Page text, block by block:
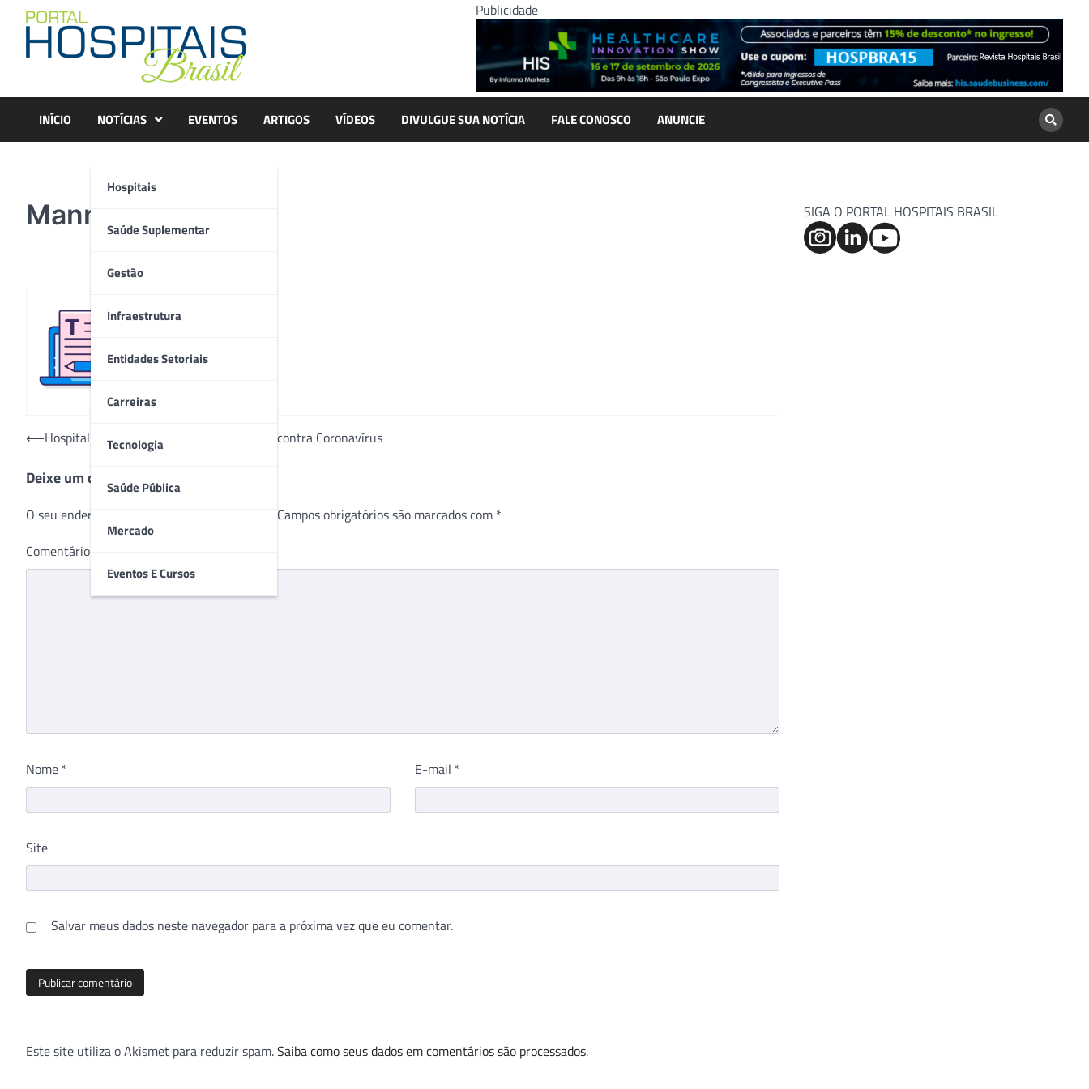
content
Publicidade
INÍCIO NOTÍCIAS
Hospitais
Saúde Suplementar
Gestão
Infraestrutura
Entidades Setoriais
Carreiras
Tecnologia
Saúde Pública
Mercado
Eventos E Cursos
EVENTOS ARTIGOS VÍDEOS DIVULGUE SUA NOTÍCIA FALE CONOSCO ANUNCIE
Mann+Hummel (3)
Navegação
Post
⟵Hospital utiliza sistema de filtragem de ar contra Coronavírus
Deixe um comentário
O seu endereço de e-mail não será publicado. Campos obrigatórios são marcados com *
Comentário
Nome * E-mail *
Site
Salvar meus dados neste navegador para a próxima vez que eu comentar.
Este site utiliza o Akismet para reduzir spam.Saiba como seus dados em comentários são processados.
SIGA O PORTAL HOSPITAIS BRASIL